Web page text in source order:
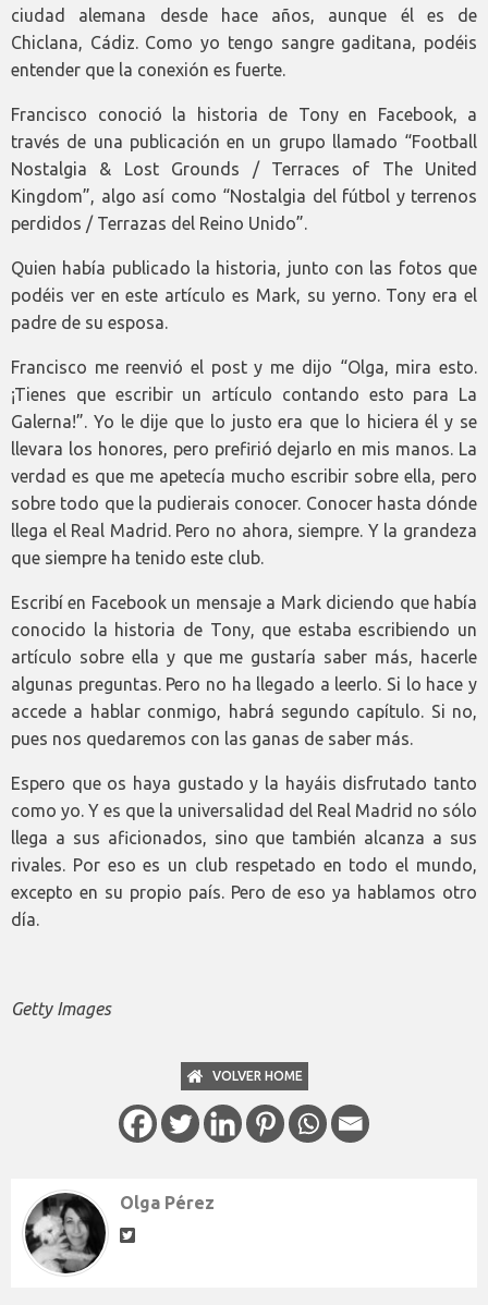
ciudad alemana desde hace años, aunque él es de
Chiclana, Cádiz. Como yo tengo sangre gaditana, podéis
entender que la conexión es fuerte.
Francisco conoció la historia de Tony en Facebook, a
través de una publicación en un grupo llamado “Football
Nostalgia & Lost Grounds / Terraces of The United
Kingdom”, algo así como “Nostalgia del fútbol y terrenos
perdidos / Terrazas del Reino Unido”.
Quien había publicado la historia, junto con las fotos que
podéis ver en este artículo es Mark, su yerno. Tony era el
padre de su esposa.
Francisco me reenvió el post y me dijo “Olga, mira esto.
¡Tienes que escribir un artículo contando esto para La
Galerna!”. Yo le dije que lo justo era que lo hiciera él y se
llevara los honores, pero prefirió dejarlo en mis manos. La
verdad es que me apetecía mucho escribir sobre ella, pero
sobre todo que la pudierais conocer. Conocer hasta dónde
llega el Real Madrid. Pero no ahora, siempre. Y la grandeza
que siempre ha tenido este club.
Escribí en Facebook un mensaje a Mark diciendo que había
conocido la historia de Tony, que estaba escribiendo un
artículo sobre ella y que me gustaría saber más, hacerle
algunas preguntas. Pero no ha llegado a leerlo. Si lo hace y
accede a hablar conmigo, habrá segundo capítulo. Si no,
pues nos quedaremos con las ganas de saber más.
Espero que os haya gustado y la hayáis disfrutado tanto
como yo. Y es que la universalidad del Real Madrid no sólo
llega a sus aficionados, sino que también alcanza a sus
rivales. Por eso es un club respetado en todo el mundo,
excepto en su propio país. Pero de eso ya hablamos otro
día.
Getty Images
VOLVER HOME
Olga Pérez